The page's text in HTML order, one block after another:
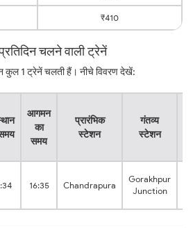
₹410
चलने वाली ट्रेनें
कुल 1 ट्रेनें चलती हैं। नीचे विवरण देखें:
आगमन
का
समय
प्रारंभिक
स्टेशन
गंतव्य
स्टेशन
16:35 Chandrapura
Gorakhpur
Junction